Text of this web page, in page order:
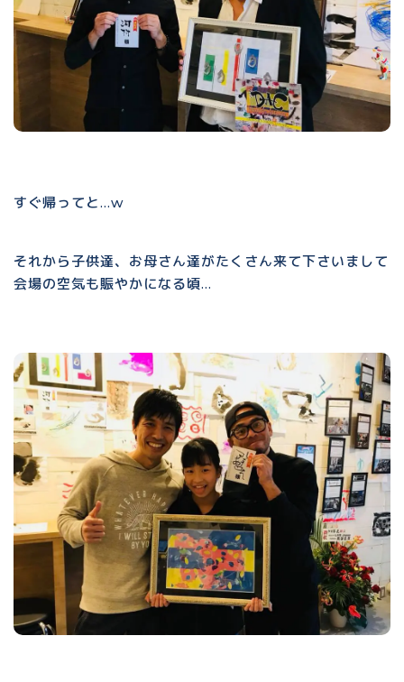
すぐ帰ってと…w
それから子供達、お母さん達がたくさん来て下さいまして
会場の空気も賑やかになる頃…